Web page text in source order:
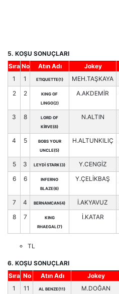
5. KOŞU SONUÇLARI
Sıra No Atın Adı Jokey
1
1 ETIQUETTE(1) MEH.TAŞKAYA
2 2
KING OF
LINGO(2)
A.AKDEMİR
3 8
LORD OF
KİRVE(8)
N.ALTIN
4 5
BOBS YOUR
UNCLE(5)
H.ALTUNKILIÇ
5 3 LEYDİ STARK(3) Y.CENGİZ
6 6
INFERNO
BLAZE(6)
Y.ÇELİKBAŞ
7 4 BERNAMCAN(4) İ.AKYAVUZ
8 7
KING
RHAEGAL(7)
İ.KATAR
TL
6. KOŞU SONUÇLARI
Sıra No Atın Adı Jokey
1
11 AL BENZE(11) M.DOĞAN